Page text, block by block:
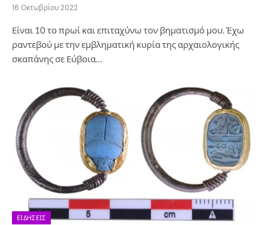
16 Οκτωβρίου 2022
Είναι 10 το πρωί και επιταχύνω τον βηματισμό μου. Έχω
ραντεβού με την εμβληματική κυρία της αρχαιολογικής
σκαπάνης σε Εύβοια…
ΕΙΔΉΣΕΙΣ